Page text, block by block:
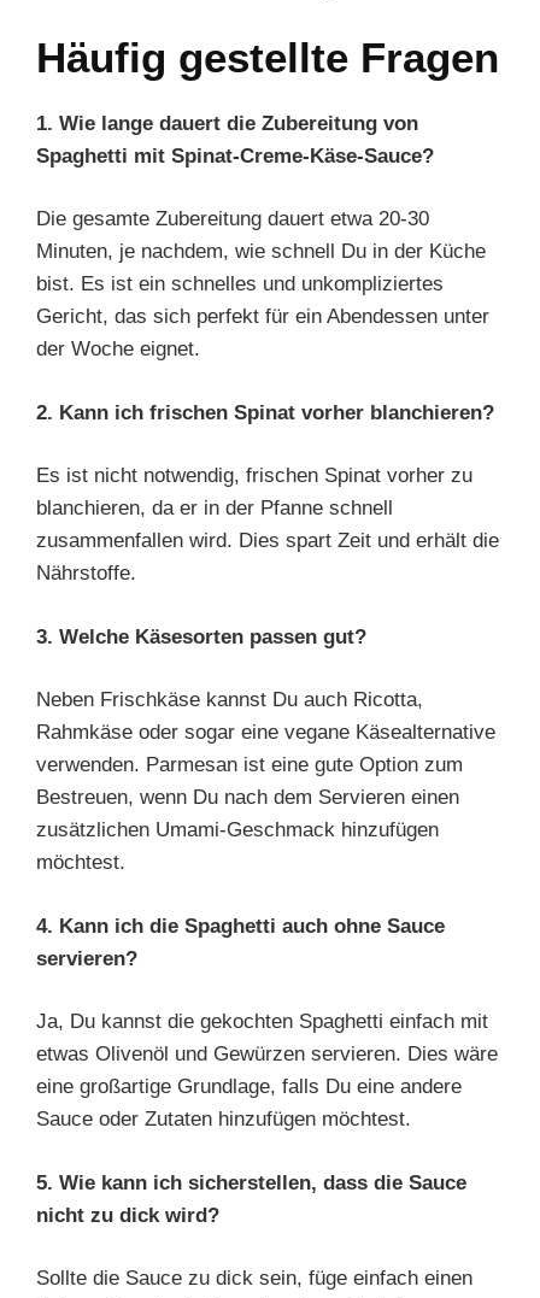
Häufig gestellte Fragen
1. Wie lange dauert die Zubereitung von
Spaghetti mit Spinat-Creme-Käse-Sauce?
Die gesamte Zubereitung dauert etwa 20-30
Minuten, je nachdem, wie schnell Du in der Küche
bist. Es ist ein schnelles und unkompliziertes
Gericht, das sich perfekt für ein Abendessen unter
der Woche eignet.
2. Kann ich frischen Spinat vorher blanchieren?
Es ist nicht notwendig, frischen Spinat vorher zu
blanchieren, da er in der Pfanne schnell
zusammenfallen wird. Dies spart Zeit und erhält die
Nährstoffe.
3. Welche Käsesorten passen gut?
Neben Frischkäse kannst Du auch Ricotta,
Rahmkäse oder sogar eine vegane Käsealternative
verwenden. Parmesan ist eine gute Option zum
Bestreuen, wenn Du nach dem Servieren einen
zusätzlichen Umami-Geschmack hinzufügen
möchtest.
4. Kann ich die Spaghetti auch ohne Sauce
servieren?
Ja, Du kannst die gekochten Spaghetti einfach mit
etwas Olivenöl und Gewürzen servieren. Dies wäre
eine großartige Grundlage, falls Du eine andere
Sauce oder Zutaten hinzufügen möchtest.
5. Wie kann ich sicherstellen, dass die Sauce
nicht zu dick wird?
Sollte die Sauce zu dick sein, füge einfach einen